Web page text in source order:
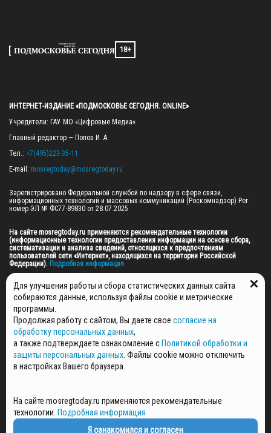
18+
ИНТЕРНЕТ-ИЗДАНИЕ «ПОДМОСКОВЬЕ СЕГОДНЯ. ONLINE»
Учредители: ГАУ МО «Цифровые Медиа»
Главный редактор — Попов И. А.
Тел.: +7(495)223-35-11
E-mail: mosregtoday@mosregtoday.ru
Зарегистрировано Федеральной службой по надзору в сфере связи,
информационных технологий и массовых коммуникаций (Роскомнадзор) Рег.
номер ЭЛ № ФС77-89830 от 28.07.2025
На сайте mosregtoday.ru применяются рекомендательные технологии
(информационные технологии предоставления информации на основе сбора,
систематизации и анализа сведений, относящихся к предпочтениям
пользователей сети «Интернет», находящихся на территории Российской
Федерации). Подробная информация
© 2026 ПРАВА НА ВСЕ МАТЕРИАЛЫ САЙТА ПРИНАДЛЕЖАТ ГАУ МО "ЦИФРОВЫЕ
МЕДИА" (ОГРН: 1255000059467).
ПОЛИТИКА ОБРАБОТКИ И ЗАЩИТЫ ПЕРСОНАЛЬНЫХ ДАННЫХ
НОВОСТИ
ГАЗЕТЫ
РЕКЛАМОДАТЕЛЯМ
СПЕЦПРОЕКТЫ
СТАТЬИ
ПОЛИТИКА КОНФИДЕНЦИАЛЬНОСТИ
Для улучшения работы и сбора статистических данных сайта
собираются данные, используя файлы cookie и метрические
программы.
Продолжая работу с сайтом, Вы даете свое согласие на
обработку персональных данных,
а также подтверждаете ознакомление с Политикой обработки и
защиты персональных данных . Файлы cookie можно отключить
в настройках Вашего браузера.
На сайте mosregtoday.ru применяются рекомендательные
технологии. Подробная информация
Я ознакомился и согласен